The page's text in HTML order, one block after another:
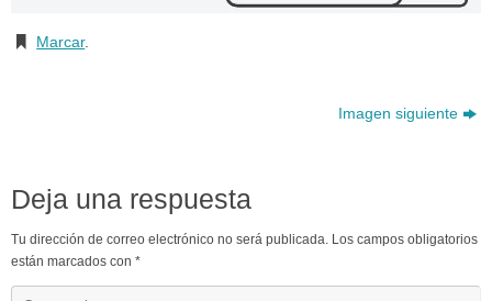
Marcar.
Imagen siguiente
Deja una respuesta
Tu dirección de correo electrónico no será publicada. Los campos obligatorios
están marcados con *